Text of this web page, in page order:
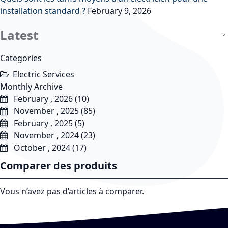
installation standard ? February 9, 2026
Latest
Categories
Electric Services
Monthly Archive
February , 2026 (10)
November , 2025 (85)
February , 2025 (5)
November , 2024 (23)
October , 2024 (17)
Comparer des produits
Vous n’avez pas d’articles à comparer.